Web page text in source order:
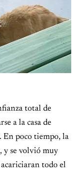
total de
a la casa de
En poco tiempo, la
y se volvió muy
todo el